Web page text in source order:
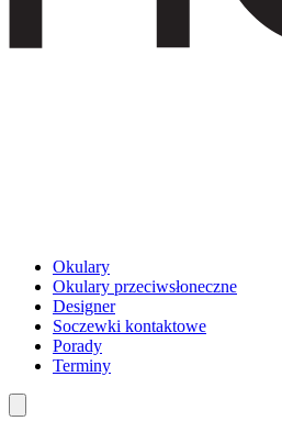
Okulary
Okulary przeciwsłoneczne
Designer
Soczewki kontaktowe
Porady
Terminy